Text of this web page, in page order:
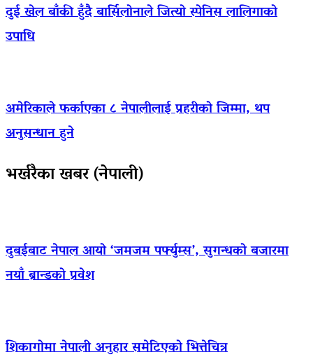
दुई खेल बाँकी हुँदै बार्सिलोनाले जित्यो स्पेनिस लालिगाको
उपाधि
अमेरिकाले फर्काएका ८ नेपालीलाई प्रहरीको जिम्मा, थप
अनुसन्धान हुने
भर्खरैका खबर (नेपाली)
दुबईबाट नेपाल आयो ‘जमजम पर्फ्युम्स’, सुगन्धको बजारमा
नयाँ ब्रान्डको प्रवेश
शिकागोमा नेपाली अनुहार समेटिएको भित्तेचित्र